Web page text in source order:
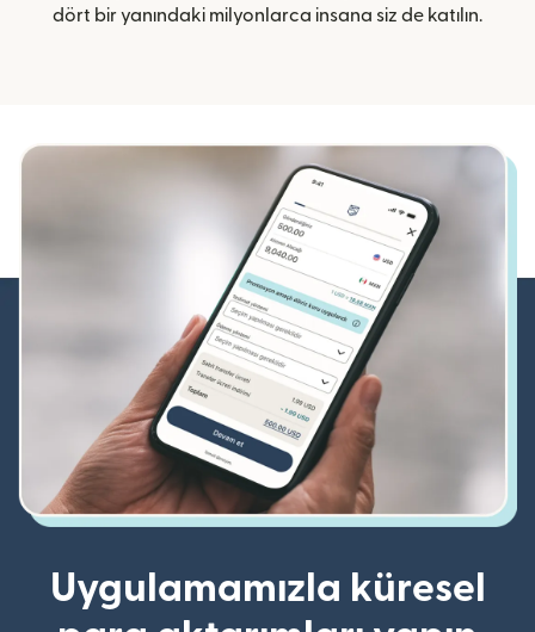
dört bir yanındaki milyonlarca insana siz de katılın.
Uygulamamızla küresel